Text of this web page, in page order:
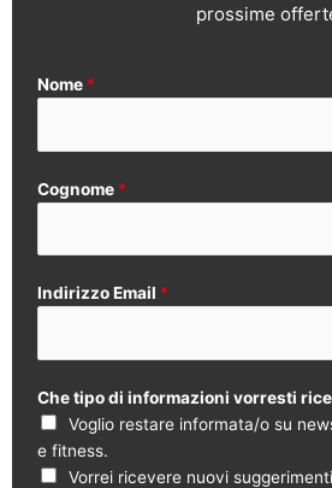
prossime
Nome *
Cognome *
Indirizzo Email *
Che tipo di informazioni vorresti
Voglio restare informata/o su
e fitness.
Vorrei ricevere nuovi